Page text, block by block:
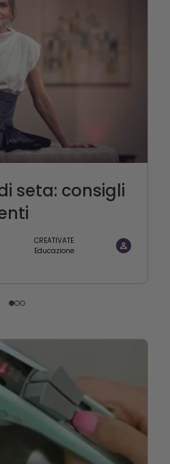
seta: consigli
CREATIVATE
Educazione